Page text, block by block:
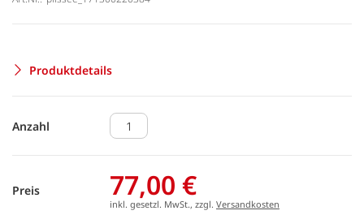
Produktdetails
Anzahl
Preis 77,00 €
inkl. gesetzl. MwSt., zzgl. Versandkosten